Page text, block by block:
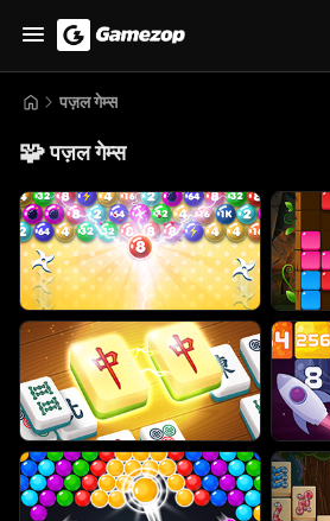
पज़ल गेम्स
🧩पज़ल गेम्स